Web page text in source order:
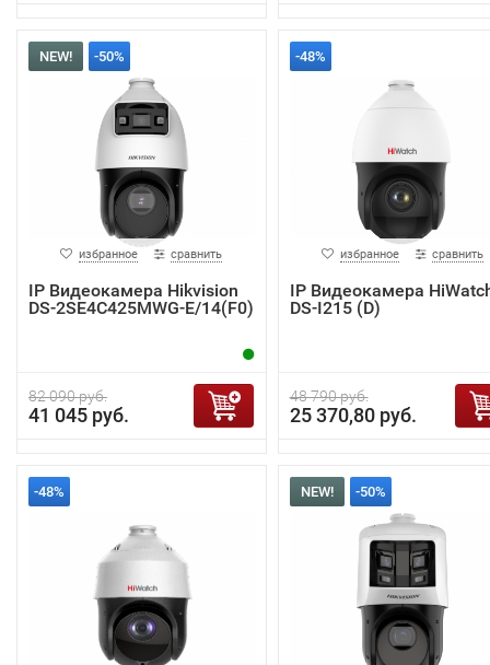
NEW! -50%
избранное сравнить
IP Видеокамера Hikvision
DS-2SE4C425MWG-E/14(F0)
82 090 руб.
41 045 руб.
-48%
избранное сравнить
IP Видеокамера
DS-I215 (D)
48 790 руб.
25 370,80 руб.
-48% NEW! -50%